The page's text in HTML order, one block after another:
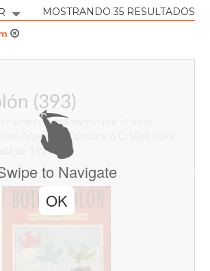
MOSTRANDO 35 RESULTADOS
(393)
cuento infantil escrito por el autor
en Argentina Constancio C. Vigil, cuya
de 1927.
to Navigate
OK